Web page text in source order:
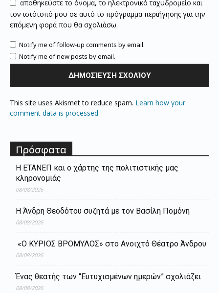
αποθηκεύστε το όνομα, το ηλεκτρονικό ταχυδρομείο και
τον ιστότοπό μου σε αυτό το πρόγραμμα περιήγησης για την
επόμενη φορά που θα σχολιάσω.
Notify me of follow-up comments by email.
Notify me of new posts by email.
This site uses Akismet to reduce spam. Learn how your
comment data is processed.
Πρόσφατα
Η ΕΤΑΝΕΠ και ο χάρτης της πολιτιστικής μας
κληρονομιάς
08/08/2026
Η Άνδρη Θεοδότου συζητά με τον Βασίλη Πομόνη
08/08/2026
«Ο ΚΥΡΙΟΣ ΒΡΟΜΥΛΟΣ» στο Ανοιχτό Θέατρο Άνδρου
08/08/2026
Ένας θεατής των “Ευτυχισμένων ημερών” σχολιάζει
08/08/2026